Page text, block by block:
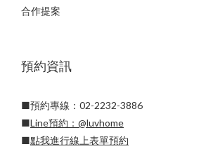
合作提案
預約資訊
■預約專線：02-2232-3886
■Line預約： @luvhome
■點我進行線上表單預約